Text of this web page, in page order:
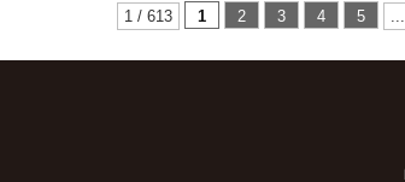
1 / 613 1 2 3 4 5 ...